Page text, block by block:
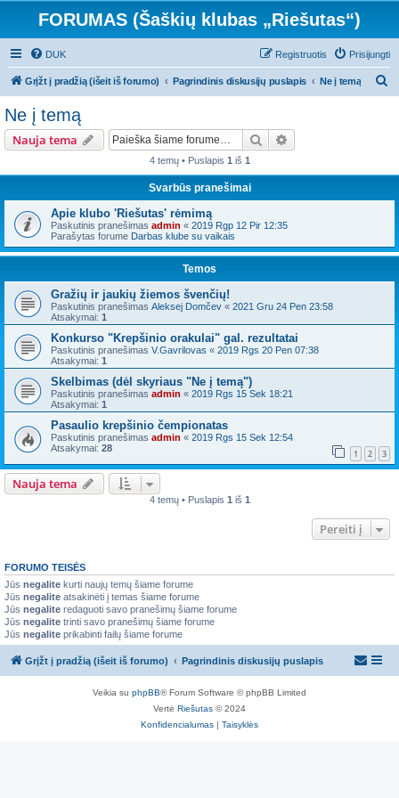
FORUMAS (Šaškių klubas „Riešutas“)
DUK Prisijungti
Registruotis
Grįžt į pradžią (išeit iš forumo) Pagrindinis diskusijų puslapis Ne į temą
Ne į temą
Nauja tema Ieškoti
4 temų • Puslapis 1 iš 1
Svarbūs pranešimai
Apie klubo 'Riešutas' rėmimą
Paskutinis pranešimas admin « 2019 Rgp 12 Pir 12:35
Parašytas forume Darbas klube su vaikais
Temos
Gražių ir jaukių žiemos švenčių!
Paskutinis pranešimas Aleksej Domčev « 2021 Gru 24 Pen 23:58
Atsakymai: 1
Konkurso "Krepšinio orakulai" gal. rezultatai
Paskutinis pranešimas V.Gavrilovas « 2019 Rgs 20 Pen 07:38
Atsakymai: 1
Skelbimas (dėl skyriaus "Ne į temą")
Paskutinis pranešimas admin « 2019 Rgs 15 Sek 18:21
Atsakymai: 1
Pasaulio krepšinio čempionatas
Paskutinis pranešimas admin « 2019 Rgs 15 Sek 12:54
Atsakymai: 28 1 2 3
Nauja tema
4 temų • Puslapis 1 iš 1
Pereiti į
FORUMO TEISĖS
Jūs negalite kurti naujų temų šiame forume
Jūs negalite atsakinėti į temas šiame forume
Jūs negalite redaguoti savo pranešimų šiame forume
Jūs negalite trinti savo pranešimų šiame forume
Jūs negalite prikabinti failų šiame forume
Grįžt į pradžią (išeit iš forumo) Pagrindinis diskusijų puslapis
Veikia su phpBB® Forum Software © phpBB Limited
Vertė Riešutas © 2024
Konfidencialumas | Taisyklės